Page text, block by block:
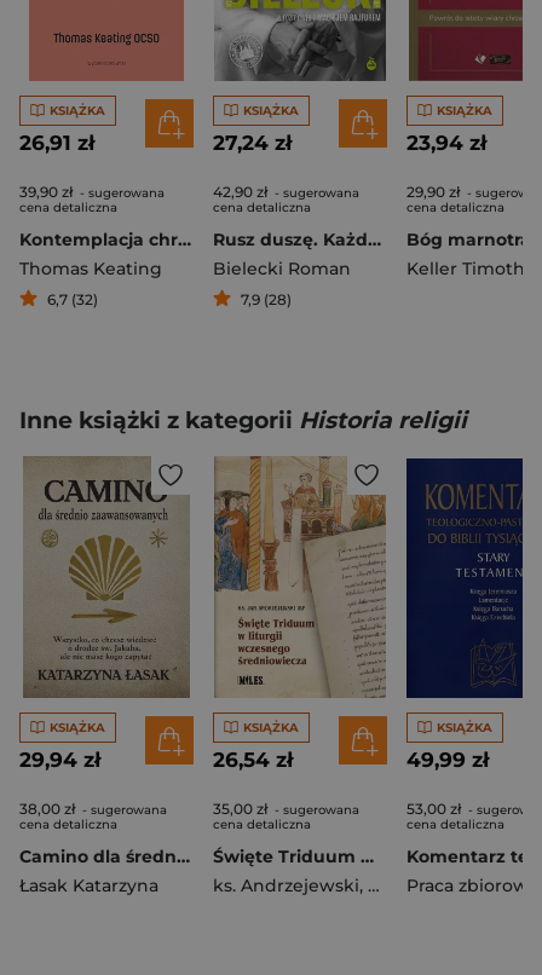
KSIĄŻKA
26,91 zł
39,90 zł - sugerowana
cena detaliczna
Kontemplacja chrześcijańska Droga wewnętrznego pokoju
Thomas Keating
6,7 (32)
KSIĄŻKA
27,24 zł
42,90 zł - sugerowana
cena detaliczna
Rusz duszę. Każdy ma swoje camino
Bielecki Roman
7,9 (28)
KSIĄŻKA
23,94 zł
29,90 zł -
cena detaliczna
Bóg
Keller Timothy
Inne książki z kategorii Historia religii
KSIĄŻKA
29,94 zł
38,00 zł - sugerowana
cena detaliczna
Camino dla średnio zaawansowanych Wszystko, co chcesz wiedzieć o drodze św. Jakuba, ale nie masz kogo zapytać
Łasak Katarzyna
KSIĄŻKA
26,54 zł
35,00 zł - sugerowana
cena detaliczna
Święte Triduum w liturgii wczesnego średniowiecza
ks. Andrzejewski, Jan IBP
KSIĄŻKA
49,99 zł
53,00 zł -
cena detaliczna
Praca zbiorowa